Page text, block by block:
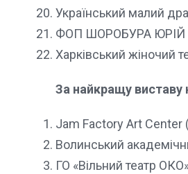
Український малий
ФОП ШОРОБУРА ЮРІЙ
Харківський жіночий
За найкращу виставу
Jam Factory Art Center
Волинський
ГО «Вільний театр